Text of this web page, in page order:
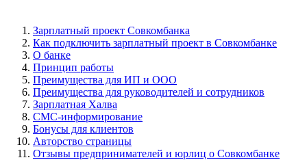
Зарплатный проект Совкомбанка
Как подключить зарплатный проект в Совкомбанке
О банке
Принцип работы
Преимущества для ИП и ООО
Преимущества для руководителей и сотрудников
Зарплатная Халва
СМС-информирование
Бонусы для клиентов
Авторство страницы
Отзывы предпринимателей и юрлиц о Совкомбанке